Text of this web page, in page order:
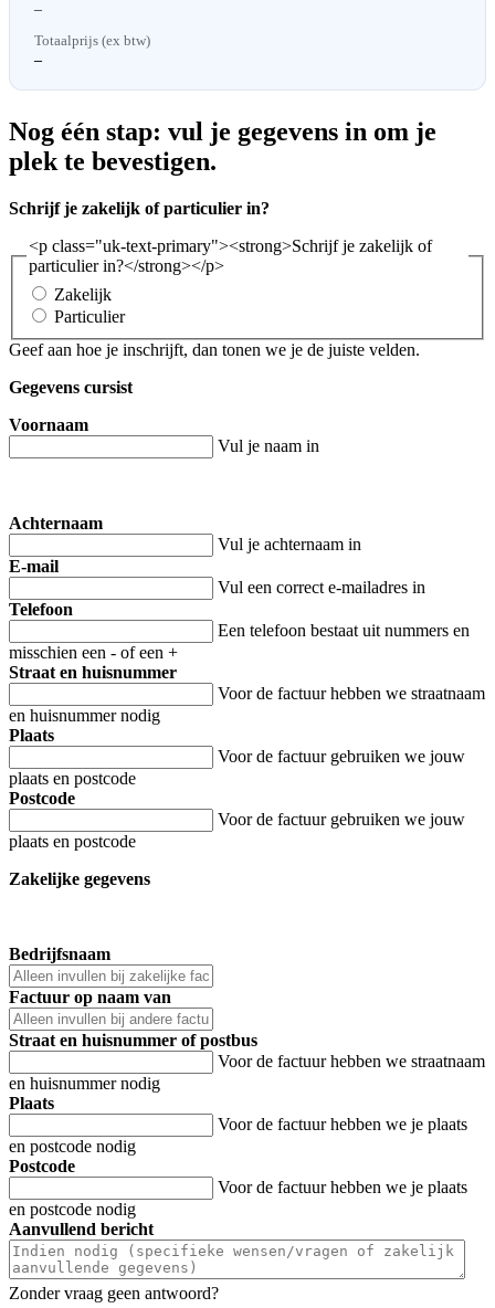
–
Totaalprijs (ex btw)
–
Nog één stap: vul je gegevens in om je
plek te bevestigen.
Schrijf je zakelijk of particulier in?
<p class="uk-text-primary"><strong>Schrijf je zakelijk of
particulier in?</strong></p>
Zakelijk
Particulier
Geef aan hoe je inschrijft, dan tonen we je de juiste velden.
Gegevens cursist
Voornaam
Vul je naam in
Achternaam
Vul je achternaam in
E-mail
Vul een correct e-mailadres in
Telefoon
Een telefoon bestaat uit nummers en
misschien een - of een +
Straat en huisnummer
Voor de factuur hebben we straatnaam
en huisnummer nodig
Plaats
Voor de factuur gebruiken we jouw
plaats en postcode
Postcode
Voor de factuur gebruiken we jouw
plaats en postcode
Zakelijke gegevens
Bedrijfsnaam
Factuur op naam van
Straat en huisnummer of postbus
Voor de factuur hebben we straatnaam
en huisnummer nodig
Plaats
Voor de factuur hebben we je plaats
en postcode nodig
Postcode
Voor de factuur hebben we je plaats
en postcode nodig
Aanvullend bericht
Zonder vraag geen antwoord?